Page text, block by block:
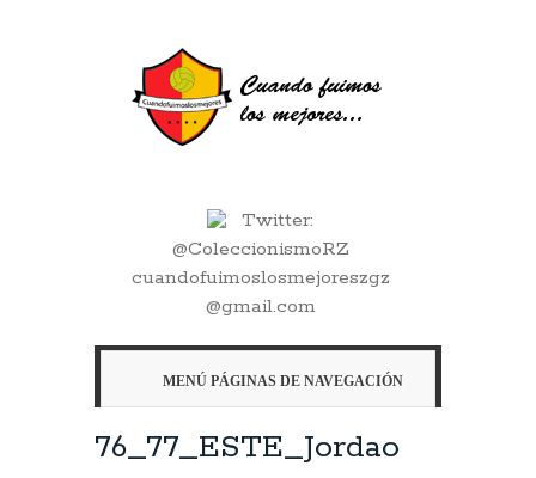
Twitter:
@ColeccionismoRZ
cuandofuimoslosmejoreszgz
@gmail.com
MENÚ PÁGINAS DE NAVEGACIÓN
76_77_ESTE_Jordao